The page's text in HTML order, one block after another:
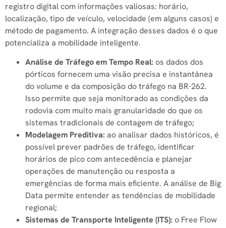
registro digital com informações valiosas: horário,
localização, tipo de veículo, velocidade (em alguns casos) e
método de pagamento. A integração desses dados é o que
potencializa a mobilidade inteligente.
Análise de Tráfego em Tempo Real: os dados dos
pórticos fornecem uma visão precisa e instantânea
do volume e da composição do tráfego na BR-262.
Isso permite que seja monitorado as condições da
rodovia com muito mais granularidade do que os
sistemas tradicionais de contagem de tráfego;
Modelagem Preditiva: ao analisar dados históricos, é
possível prever padrões de tráfego, identificar
horários de pico com antecedência e planejar
operações de manutenção ou resposta a
emergências de forma mais eficiente. A análise de Big
Data permite entender as tendências de mobilidade
regional;
Sistemas de Transporte Inteligente (ITS): o Free Flow